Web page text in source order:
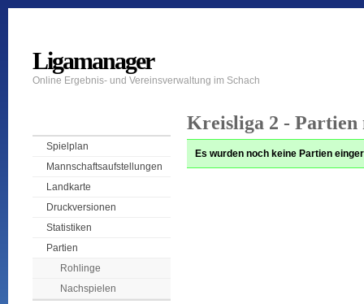
Ligamanager
Online Ergebnis- und Vereinsverwaltung im Schach
Spielplan
Mannschaftsaufstellungen
Landkarte
Druckversionen
Statistiken
Partien
Rohlinge
Nachspielen
Kreisliga 2 - Partien
Es wurden noch keine Partien